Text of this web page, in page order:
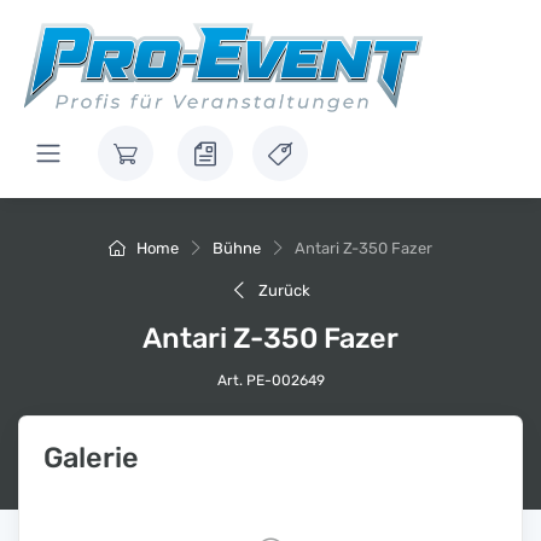
Home Bühne Antari Z-350 Fazer
Zurück
Antari Z-350 Fazer
Art. PE-002649
Galerie